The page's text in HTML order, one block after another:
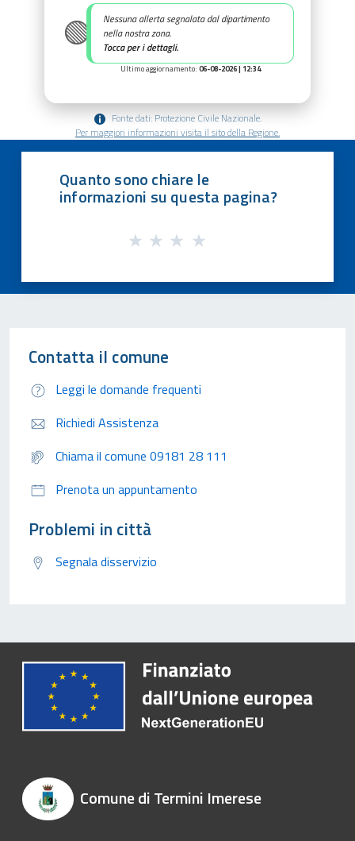
🟢
Nessuna allerta segnalata dal dipartimento
nella nostra zona.
Tocca per i dettagli.
Ultimo aggiornamento: 06-08-2026 | 12:34
Fonte dati: Protezione Civile Nazionale.
Per maggiori informazioni visita il sito della Regione.
Quanto sono chiare le
informazioni su questa pagina?
Contatta il comune
Leggi le domande frequenti
Richiedi Assistenza
Chiama il comune 09181 28 111
Prenota un appuntamento
Problemi in città
Segnala disservizio
Comune di Termini Imerese